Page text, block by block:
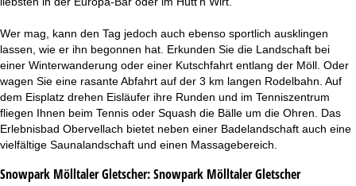
Wer mag, kann den Tag jedoch auch ebenso sportlich ausklingen
lassen, wie er ihn begonnen hat. Erkunden Sie die Landschaft bei
einer Winterwanderung oder einer Kutschfahrt entlang der Möll. Oder
wagen Sie eine rasante Abfahrt auf der 3 km langen Rodelbahn. Auf
dem Eisplatz drehen Eisläufer ihre Runden und im Tenniszentrum
fliegen Ihnen beim Tennis oder Squash die Bälle um die Ohren. Das
Erlebnisbad Obervellach bietet neben einer Badelandschaft auch eine
vielfältige Saunalandschaft und einen Massagebereich.
Snowpark Mölltaler Gletscher:Snowpark Mölltaler Gletscher